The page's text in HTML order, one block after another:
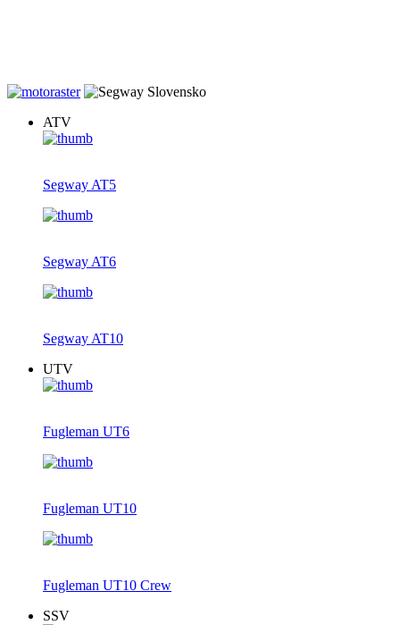
ATV
Segway AT5
Segway AT6
Segway AT10
UTV
Fugleman UT6
Fugleman UT10
Fugleman UT10 Crew
SSV